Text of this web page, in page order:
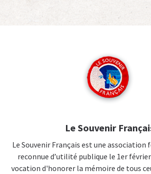
Le Souvenir
Le Souvenir Français est une association
reconnue d’utilité publique le 1er
vocation d'honorer la mémoire de tous